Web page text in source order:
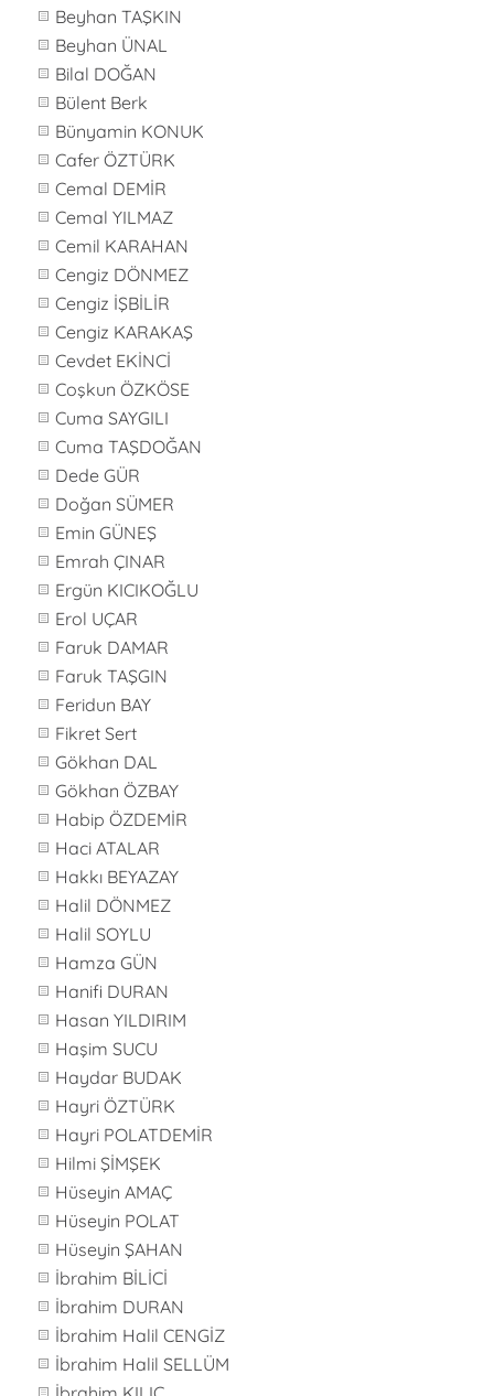
Beyhan TAŞKIN
Beyhan ÜNAL
Bilal DOĞAN
Bülent Berk
Bünyamin KONUK
Cafer ÖZTÜRK
Cemal DEMİR
Cemal YILMAZ
Cemil KARAHAN
Cengiz DÖNMEZ
Cengiz İŞBİLİR
Cengiz KARAKAŞ
Cevdet EKİNCİ
Coşkun ÖZKÖSE
Cuma SAYGILI
Cuma TAŞDOĞAN
Dede GÜR
Doğan SÜMER
Emin GÜNEŞ
Emrah ÇINAR
Ergün KICIKOĞLU
Erol UÇAR
Faruk DAMAR
Faruk TAŞGIN
Feridun BAY
Fikret Sert
Gökhan DAL
Gökhan ÖZBAY
Habip ÖZDEMİR
Haci ATALAR
Hakkı BEYAZAY
Halil DÖNMEZ
Halil SOYLU
Hamza GÜN
Hanifi DURAN
Hasan YILDIRIM
Haşim SUCU
Haydar BUDAK
Hayri ÖZTÜRK
Hayri POLATDEMİR
Hilmi ŞİMŞEK
Hüseyin AMAÇ
Hüseyin POLAT
Hüseyin ŞAHAN
İbrahim BİLİCİ
İbrahim DURAN
İbrahim Halil CENGİZ
İbrahim Halil SELLÜM